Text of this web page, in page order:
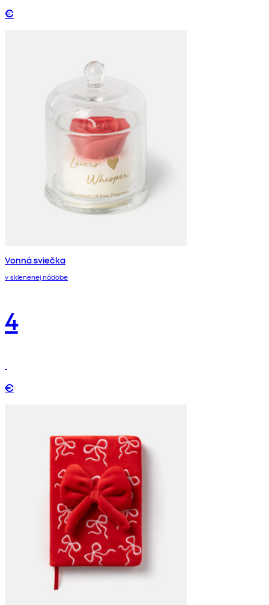
€
Vonná sviečka
v sklenenej nádobe
4
€